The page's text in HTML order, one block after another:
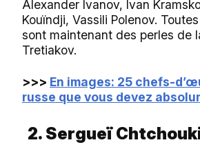
Alexander Ivanov, Ivan
Kouïndji, Vassili Polenov.
sont maintenant des perles de
Tretiakov.
>>> En images: 25 chefs-
russe que vous devez
2. Sergueï